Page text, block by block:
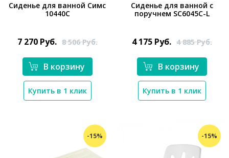
*}
Сиденье для ванной Симс
10440C
7 270 Руб. 8 506Руб.
В корзину
Купить в 1 клик
Сиденье для ванной с
поручнем SC6045C-L
4 175 Руб. 4 885Руб.
В корзину
Купить в 1 клик
-15% -15%